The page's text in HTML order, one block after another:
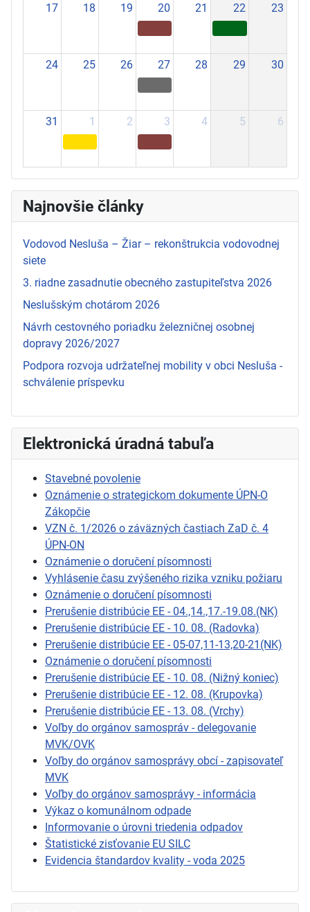
17 18 19 20 21 22 23
24 25 26 27 28 29 30
31 1 2 3 4 5 6
Najnovšie články
Vodovod Nesluša – Žiar – rekonštrukcia vodovodnej
siete
3. riadne zasadnutie obecného zastupiteľstva 2026
Neslušským chotárom 2026
Návrh cestovného poriadku železničnej osobnej
dopravy 2026/2027
Podpora rozvoja udržateľnej mobility v obci Nesluša -
schválenie príspevku
Elektronická úradná tabuľa
Stavebné povolenie
Oznámenie o strategickom dokumente ÚPN-O
Zákopčie
VZN č. 1/2026 o záväzných častiach ZaD č. 4
ÚPN-ON
Oznámenie o doručení písomnosti
Vyhlásenie času zvýšeného rizika vzniku požiaru
Oznámenie o doručení písomnosti
Prerušenie distribúcie EE - 04.,14.,17.-19.08.(NK)
Prerušenie distribúcie EE - 10. 08. (Radovka)
Prerušenie distribúcie EE - 05-07,11-13,20-21(NK)
Oznámenie o doručení písomnosti
Prerušenie distribúcie EE - 10. 08. (Nižný koniec)
Prerušenie distribúcie EE - 12. 08. (Krupovka)
Prerušenie distribúcie EE - 13. 08. (Vrchy)
Voľby do orgánov samospráv - delegovanie
MVK/OVK
Voľby do orgánov samosprávy obcí - zapisovateľ
MVK
Voľby do orgánov samosprávy - informácia
Výkaz o komunálnom odpade
Informovanie o úrovni triedenia odpadov
Štatistické zisťovanie EU SILC
Evidencia štandardov kvality - voda 2025